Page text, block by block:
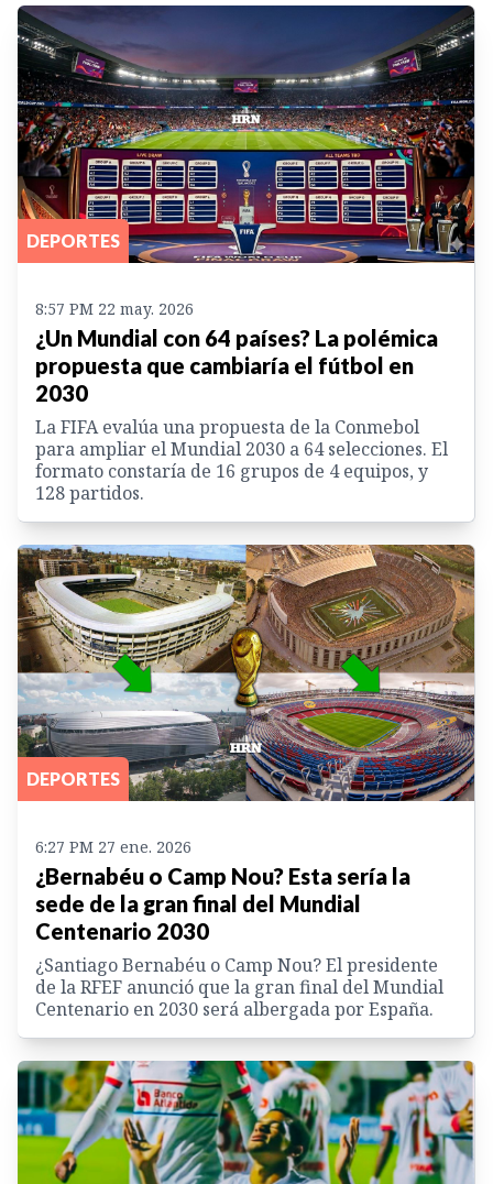
DEPORTES
8:57 PM 22 may. 2026
¿Un Mundial con 64 países? La polémica
propuesta que cambiaría el fútbol en
2030
La FIFA evalúa una propuesta de la Conmebol
para ampliar el Mundial 2030 a 64 selecciones. El
formato constaría de 16 grupos de 4 equipos, y
128 partidos.
DEPORTES
6:27 PM 27 ene. 2026
¿Bernabéu o Camp Nou? Esta sería la
sede de la gran final del Mundial
Centenario 2030
¿Santiago Bernabéu o Camp Nou? El presidente
de la RFEF anunció que la gran final del Mundial
Centenario en 2030 será albergada por España.